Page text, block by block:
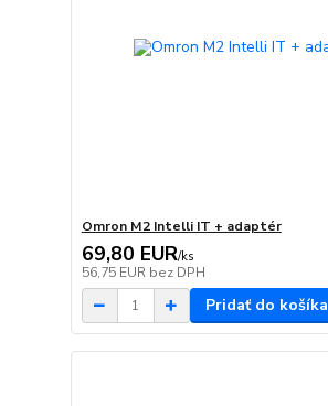
Omron M2 Intelli IT + adaptér
69,80 EUR/ks
56,75 EUR bez DPH
Pridať do košíka